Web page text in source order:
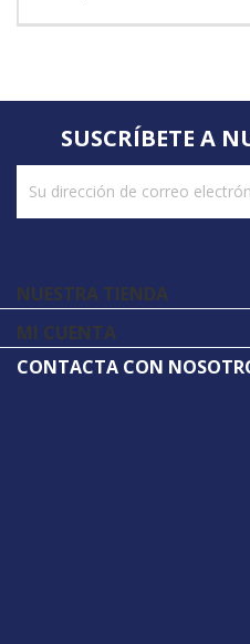
SUSCRÍBETE A
NUESTRA TIENDA
MI CUENTA
CONTACTA CON